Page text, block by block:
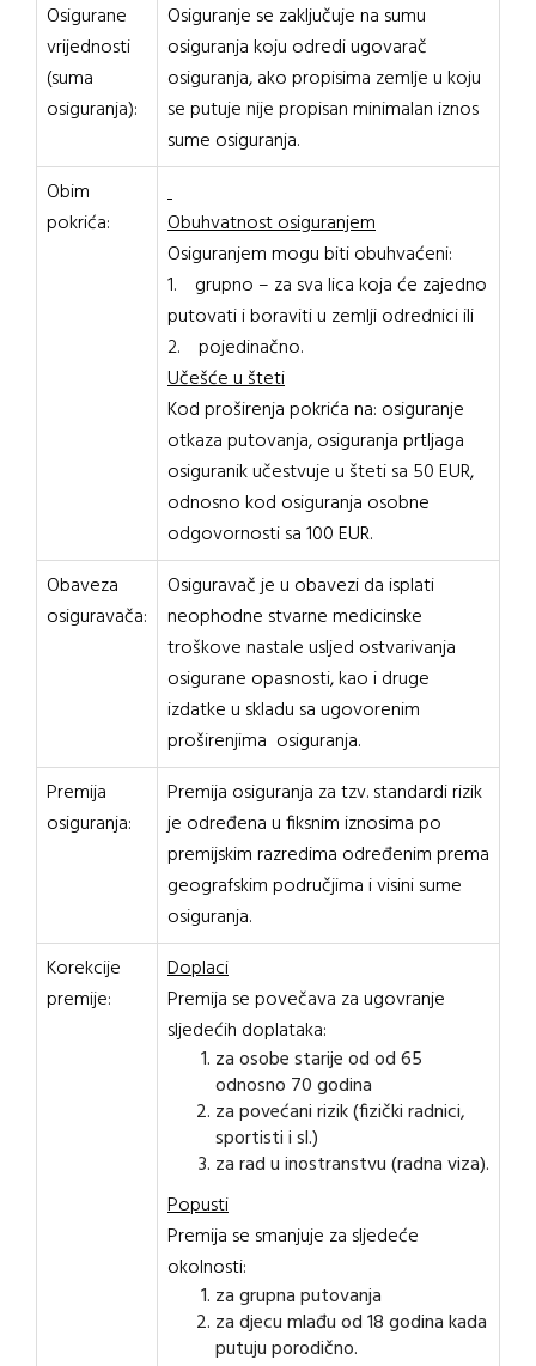
Osigurane
vrijednosti
(suma
osiguranja):
Osiguranje se zaključuje na sumu
osiguranja koju odredi ugovarač
osiguranja, ako propisima zemlje u koju
se putuje nije propisan minimalan iznos
sume osiguranja.
Obim
pokrića:
Obuhvatnost osiguranjem
Osiguranjem mogu biti obuhvaćeni:
1. grupno – za sva lica koja će zajedno
putovati i boraviti u zemlji odrednici ili
2. pojedinačno.
Učešće u šteti
Kod proširenja pokrića na: osiguranje
otkaza putovanja, osiguranja prtljaga
osiguranik učestvuje u šteti sa 50 EUR,
odnosno kod osiguranja osobne
odgovornosti sa 100 EUR.
Obaveza
osiguravača:
Osiguravač je u obavezi da isplati
neophodne stvarne medicinske
troškove nastale usljed ostvarivanja
osigurane opasnosti, kao i druge
izdatke u skladu sa ugovorenim
proširenjima osiguranja.
Premija
osiguranja:
Premija osiguranja za tzv. standardi rizik
je određena u fiksnim iznosima po
premijskim razredima određenim prema
geografskim područjima i visini sume
osiguranja.
Korekcije
premije:
Doplaci
Premija se povečava za ugovranje
sljedećih doplataka:
za osobe starije od od 65
odnosno 70 godina
za povećani rizik (fizički radnici,
sportisti i sl.)
za rad u inostranstvu (radna viza).
Popusti
Premija se smanjuje za sljedeće
okolnosti:
za grupna putovanja
za djecu mlađu od 18 godina kada
putuju porodično.